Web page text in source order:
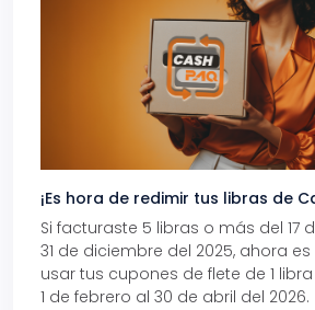
¡Es hora de redimir tus libras de
Si facturaste 5 libras o más del 17
31 de diciembre del 2025, ahora
usar tus cupones de flete de 1
1 de febrero al 30 de abril del 2026.